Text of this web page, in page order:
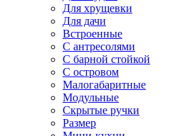
Для хрущевки
Для дачи
Встроенные
С антресолями
С барной стойкой
С островом
Малогабаритные
Модульные
Скрытые ручки
Размер